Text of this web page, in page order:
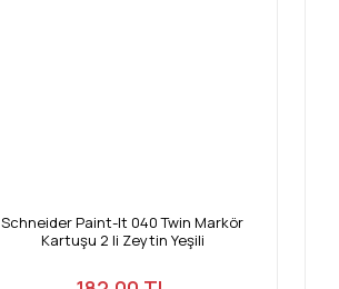
Schneider Paint-It 040 Twin Markör
Kartuşu 2 li Zeytin Yeşili